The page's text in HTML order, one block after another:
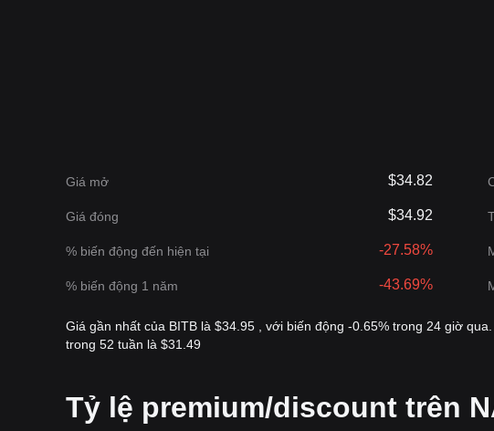
Giá mở $34.82
Giá đóng $34.92
% biến động đến hiện tại -27.58%
% biến động 1 năm -43.69%
Giá gần nhất của BITB là $34.95 , với biến động -0.65% trong 24 giờ
trong 52 tuần là $31.49
Tỷ lệ premium/discount trên